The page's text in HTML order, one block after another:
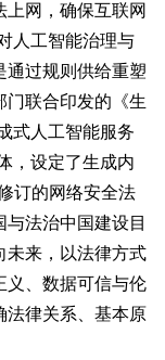
网，确保互联网
人工智能治理与
通过规则供给重塑
门联合印发的《生
式人工智能服务
，设定了生成内
订的网络安全法
法治中国建设目
未来，以法律方式
义、数据可信与伦
法律关系、基本原